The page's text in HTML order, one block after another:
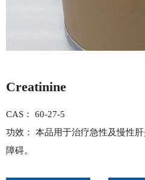
Creatinine
CAS： 60-27-5
功效： 本品用于治疗急性及慢性
障碍。